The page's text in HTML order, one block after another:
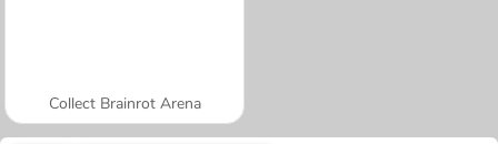
Collect Brainrot Arena